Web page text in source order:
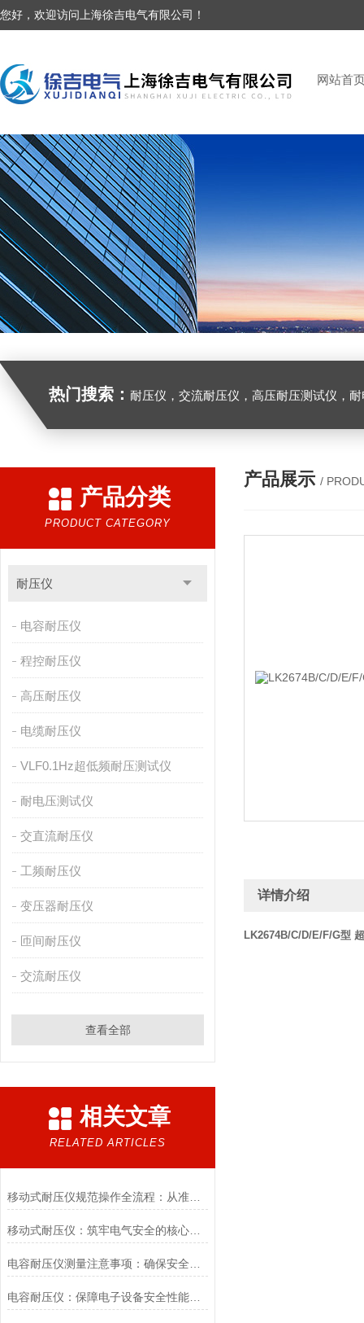
您好，欢迎访问上海徐吉电气有限公司！
网站首
热门搜索： 耐压仪，交流耐压仪，高压耐压测试仪，
产品分类
PRODUCT CATEGORY
耐压仪
电容耐压仪
程控耐压仪
高压耐压仪
电缆耐压仪
VLF0.1Hz超低频耐压测试仪
耐电压测试仪
交直流耐压仪
工频耐压仪
变压器耐压仪
匝间耐压仪
交流耐压仪
查看全部
相关文章
RELATED ARTICLES
移动式耐压仪规范操作全流程：从准备到收尾的精准把控
移动式耐压仪：筑牢电气安全的核心防线——解析核心检测目的
电容耐压仪：保障电子设备安全性能的重要工具
产品展示 /
详情介绍
LK2674B/C/D/E/F/G型